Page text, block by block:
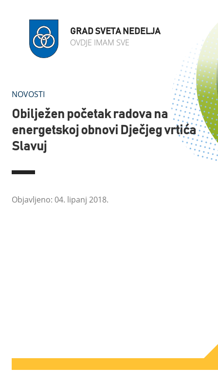
GRAD SVETA NEDELJA
OVDJE IMAM SVE
NOVOSTI
Obilježen početak radova na
energetskoj obnovi Dječjeg vrtića
Slavuj
Objavljeno: 04. lipanj 2018.